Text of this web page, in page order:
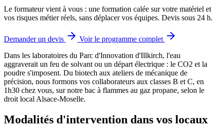
Le formateur vient à vous : une formation calée sur votre matériel et
vos risques métier réels, sans déplacer vos équipes. Devis sous 24 h.
Demander un devis
Voir le programme complet
Dans les laboratoires du Parc d'Innovation d'Illkirch, l'eau
aggraverait un feu de solvant ou un départ électrique : le CO2 et la
poudre s'imposent. Du biotech aux ateliers de mécanique de
précision, nous formons vos collaborateurs aux classes B et C, en
1h30 chez vous, sur notre bac à flammes au gaz propane, selon le
droit local Alsace-Moselle.
Modalités d'intervention dans vos locaux